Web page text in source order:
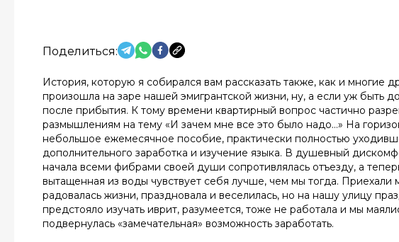
Поделиться:
История, которую я собирался вам рассказать также, как и многие
произошла на заре нашей эмигрантской жизни, ну, а если уж быть
после прибытия. К тому времени квартирный вопрос частично
размышлениям на тему «И зачем мне все это было надо…» На
небольшое ежемесячное пособие, практически полностью
дополнительного заработка и изучение языка. В душевный
начала всеми фибрами своей души сопротивлялась отъезду, а
вытащенная из воды чувствует себя лучше, чем мы тогда. Приехали
радовалась жизни, праздновала и веселилась, но на нашу улицу
предстояло изучать иврит, разумеется, тоже не работала и мы
подвернулась «замечательная» возможность заработать.